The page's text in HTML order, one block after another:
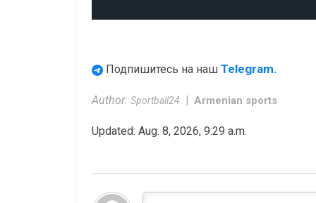
Подпишитесь на наш Telegram.
Author: Sportball24 Armenian sports
Updated: Aug. 8, 2026, 9:29 a.m.